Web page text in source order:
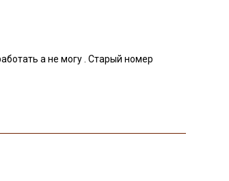
а не могу . Старый номер